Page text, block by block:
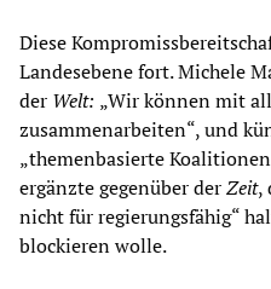
Diese
Landesebene fort. Michele
der Welt: „Wir können mit
zusammenarbeiten“, und
„themenbasierte
ergänzte gegenüber derZeit,
nicht für regierungsfähig“
blockieren wolle.